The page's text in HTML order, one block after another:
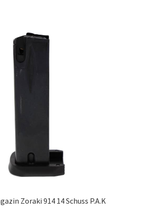
Zoraki 914 14 Schuss P.A.K